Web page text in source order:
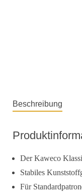
Beschreibung
Der Kaweco
Stabiles
Für